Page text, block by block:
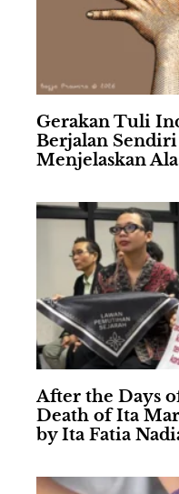
Gerakan Tuli
Berjalan
Menjelaskan
After the Days
Death of Ita
by Ita Fatia